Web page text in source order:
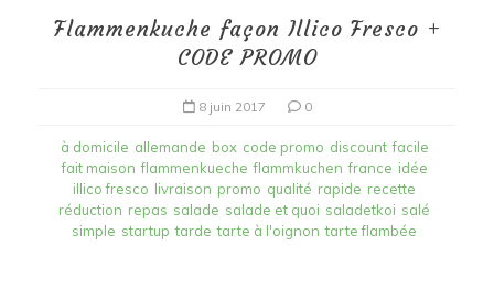
Flammenkuche façon Illico Fresco +
CODE PROMO
8 juin 2017 0
à domicile allemande box code promo discount facile
fait maison flammenkueche flammkuchen france idée
illico fresco livraison promo qualité rapide recette
réduction repas salade salade et quoi saladetkoi salé
simple startup tarde tarte à l'oignon tarte flambée